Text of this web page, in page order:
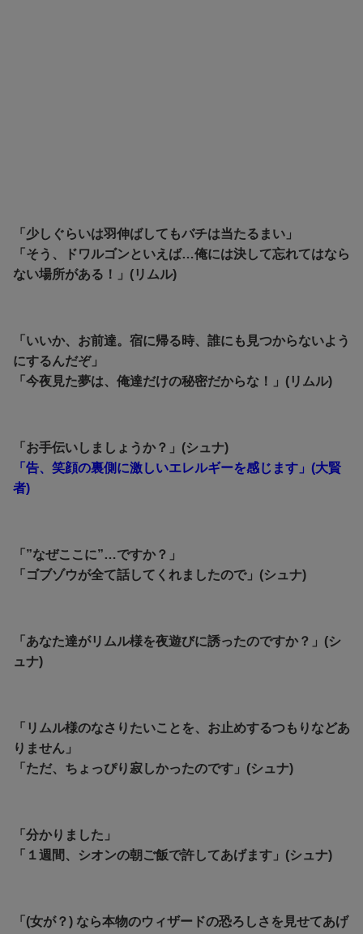
「少しぐらいは羽伸ばしてもバチは当たるまい」
「そう、ドワルゴンといえば…俺には決して忘れてはなら
ない場所がある！」(リムル)
「いいか、お前達。宿に帰る時、誰にも見つからないよう
にするんだぞ」
「今夜見た夢は、俺達だけの秘密だからな！」(リムル)
「お手伝いしましょうか？」(シュナ)
「告、笑顔の裏側に激しいエレルギーを感じます」(大賢
者)
「”なぜここに”…ですか？」
「ゴブゾウが全て話してくれましたので」(シュナ)
「あなた達がリムル様を夜遊びに誘ったのですか？」(シ
ュナ)
「リムル様のなさりたいことを、お止めするつもりなどあ
りません」
「ただ、ちょっぴり寂しかったのです」(シュナ)
「分かりました」
「１週間、シオンの朝ご飯で許してあげます」(シュナ)
「(女が？) なら本物のウィザードの恐ろしさを見せてあげ